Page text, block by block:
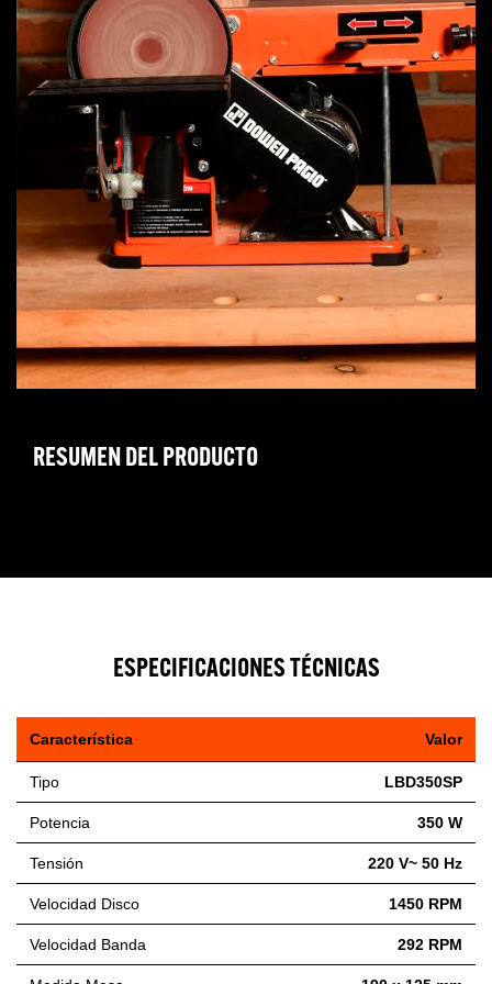
RESUMEN DEL PRODUCTO
ESPECIFICACIONES TÉCNICAS
Característica Valor
Tipo LBD350SP
Potencia 350 W
Tensión 220 V~ 50 Hz
Velocidad Disco 1450 RPM
Velocidad Banda 292 RPM